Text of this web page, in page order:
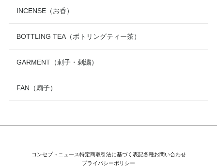
INCENSE（お香）
BOTTLING TEA（ボトリングティー茶）
GARMENT（刺子・刺繍）
FAN（扇子）
コンセプト ニュース特定商取引法に基づく表記各種お問い合わせ
プライバシーポリシー